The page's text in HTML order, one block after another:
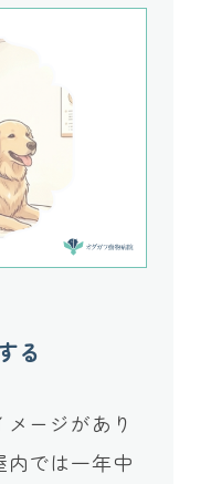
る
メージがあり
内では一年中